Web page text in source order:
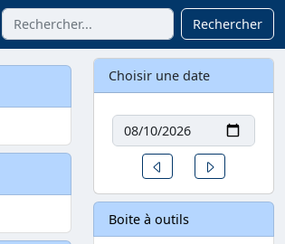
Rechercher
Choisir une date
Date
Un jour avant
Boite à outils